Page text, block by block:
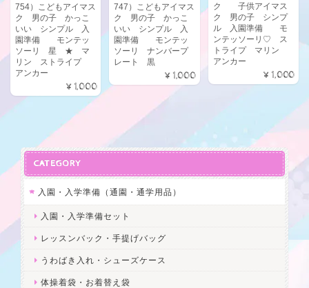
754）こどもアイマス
ク 男の子 かっこ
いい シンプル 入
園準備 モンテッ
ソーリ 星 ★ マ
リン ストライプ
アンカー
¥1,000
747）こどもアイマス
ク 男の子 かっこ
いい シンプル 入
園準備 モンテッ
ソーリ ナンバープ
レート 黒
¥1,000
ク 子供アイマス
ク 男の子 シンプ
ル 入園準備 モ
ンテッソーリ♡ ス
トライプ マリン
アンカー
¥1,000
CATEGORY
入園・入学準備（通園・通学用品）
入園・入学準備セット
レッスンバック・手提げバッグ
うわばき入れ・シューズケース
体操着袋・お着替え袋